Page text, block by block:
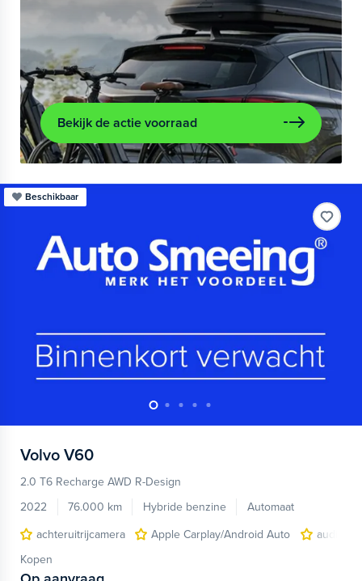
Bekijk de actie voorraad
Beschikbaar
Volvo V60
2.0 T6 Recharge AWD R-Design
2022
76.000 km Hybride benzine
Automaat
achteruitrijcamera
Apple Carplay/Android Auto
audio
Kopen